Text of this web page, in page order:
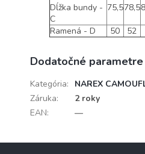
Dĺžka bundy -
C
75,578,5
Ramená - D 50 52
Dodatočné parametre
Kategória:
NAREX
Záruka:
2 roky
EAN: —